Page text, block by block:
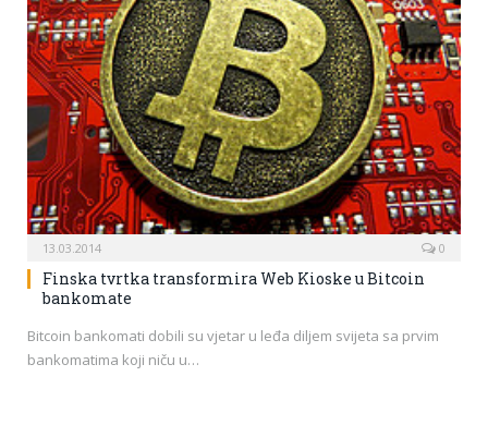
13.03.2014 0
Finska tvrtka transformira Web Kioske u Bitcoin
bankomate
Bitcoin bankomati dobili su vjetar u leđa diljem svijeta sa prvim
bankomatima koji niču u…